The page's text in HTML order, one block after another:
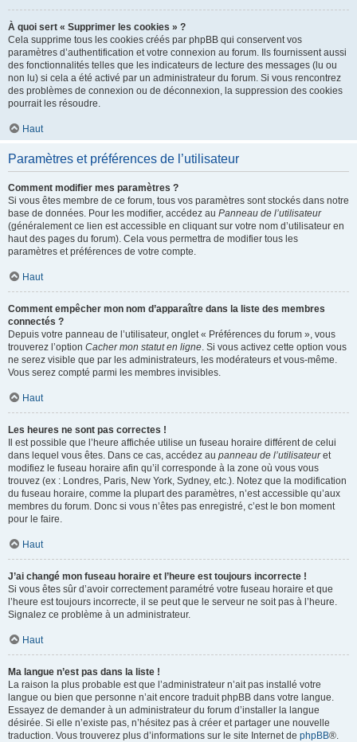
À quoi sert « Supprimer les cookies » ?
Cela supprime tous les cookies créés par phpBB qui conservent vos
paramètres d’authentification et votre connexion au forum. Ils fournissent aussi
des fonctionnalités telles que les indicateurs de lecture des messages (lu ou
non lu) si cela a été activé par un administrateur du forum. Si vous rencontrez
des problèmes de connexion ou de déconnexion, la suppression des cookies
pourrait les résoudre.
Haut
Paramètres et préférences de l’utilisateur
Comment modifier mes paramètres ?
Si vous êtes membre de ce forum, tous vos paramètres sont stockés dans notre
base de données. Pour les modifier, accédez au Panneau de l’utilisateur
(généralement ce lien est accessible en cliquant sur votre nom d’utilisateur en
haut des pages du forum). Cela vous permettra de modifier tous les
paramètres et préférences de votre compte.
Haut
Comment empêcher mon nom d’apparaître dans la liste des membres
connectés ?
Depuis votre panneau de l’utilisateur, onglet « Préférences du forum », vous
trouverez l’option Cacher mon statut en ligne. Si vous activez cette option vous
ne serez visible que par les administrateurs, les modérateurs et vous-même.
Vous serez compté parmi les membres invisibles.
Haut
Les heures ne sont pas correctes !
Il est possible que l’heure affichée utilise un fuseau horaire différent de celui
dans lequel vous êtes. Dans ce cas, accédez au panneau de l’utilisateuret
modifiez le fuseau horaire afin qu’il corresponde à la zone où vous vous
trouvez (ex : Londres, Paris, New York, Sydney, etc.). Notez que la modification
du fuseau horaire, comme la plupart des paramètres, n’est accessible qu’aux
membres du forum. Donc si vous n’êtes pas enregistré, c’est le bon moment
pour le faire.
Haut
J’ai changé mon fuseau horaire et l’heure est toujours incorrecte !
Si vous êtes sûr d’avoir correctement paramétré votre fuseau horaire et que
l’heure est toujours incorrecte, il se peut que le serveur ne soit pas à l’heure.
Signalez ce problème à un administrateur.
Haut
Ma langue n’est pas dans la liste !
La raison la plus probable est que l’administrateur n’ait pas installé votre
langue ou bien que personne n’ait encore traduit phpBB dans votre langue.
Essayez de demander à un administrateur du forum d’installer la langue
désirée. Si elle n’existe pas, n’hésitez pas à créer et partager une nouvelle
traduction. Vous trouverez plus d’informations sur le site Internet de phpBB®.